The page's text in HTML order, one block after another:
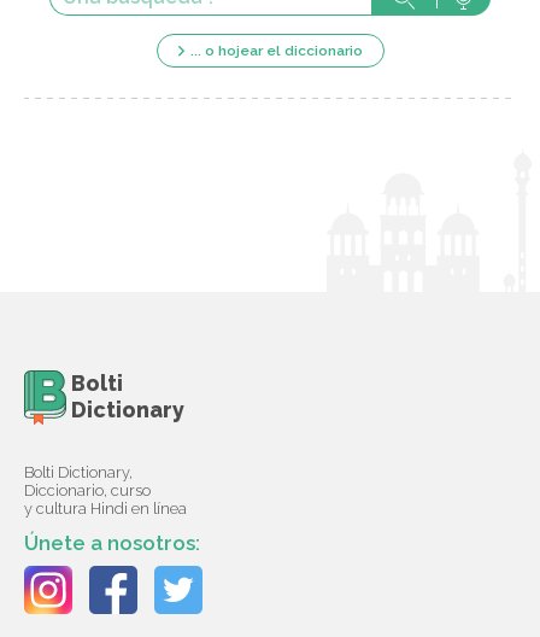
... o hojear el diccionario
Bolti
Dictionary
Bolti Dictionary,
Diccionario, curso
y cultura Hindi en línea
Únete a nosotros: